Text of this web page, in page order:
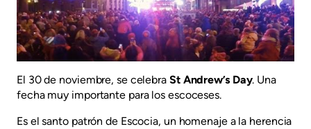
El 30 de noviembre, se celebra St Andrew’s Day. Una
fecha muy importante para los escoceses.
Es el santo patrón de Escocia, un homenaje a la herencia